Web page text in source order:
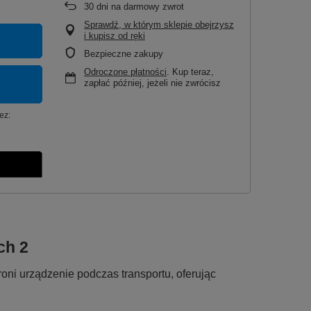
30 dni na darmowy zwrot
Sprawdź, w którym sklepie obejrzysz
i kupisz od ręki
Bezpieczne zakupy
Odroczone płatności. Kup teraz,
zapłać później, jeżeli nie zwrócisz
2
urządzenie podczas transportu, oferując